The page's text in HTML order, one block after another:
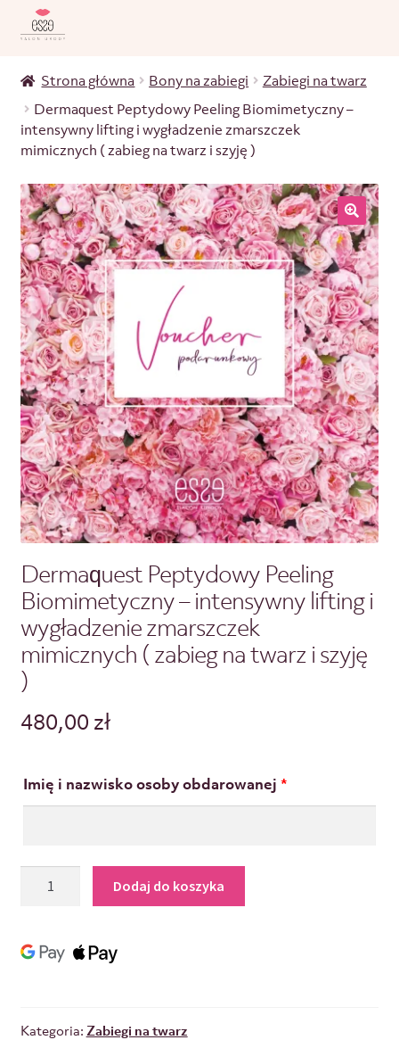
Strona główna Bony na zabiegi
Zabiegi na twarz
Dermaquest Peptydowy Peeling Biomimetyczny –
intensywny lifting i wygładzenie zmarszczek
mimicznych ( zabieg na twarz i szyję )
Dermaquest Peptydowy Peeling
Biomimetyczny – intensywny lifting i
wygładzenie zmarszczek
mimicznych ( zabieg na twarz i szyję
)
480,00 zł
Imię i nazwisko osoby obdarowanej *
Dodaj do koszyka
Kategoria: Zabiegi na twarz